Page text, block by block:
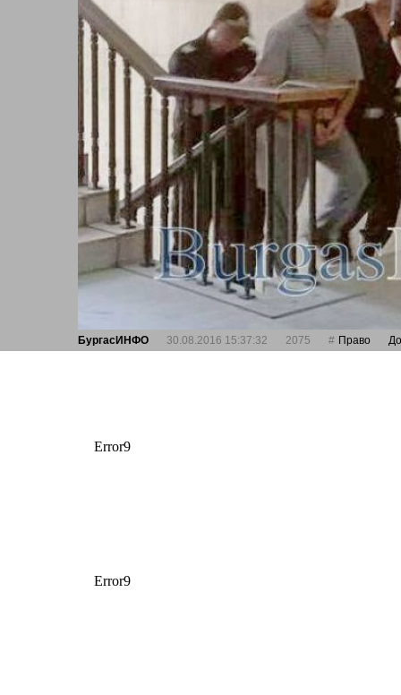
БургасИНФО 30.08.2016 15:37:32 2075 Право